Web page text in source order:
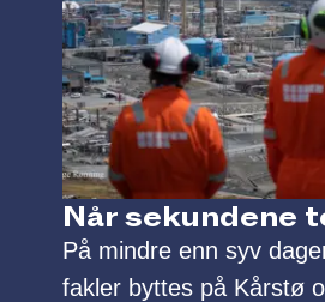
Når sekundene
På mindre enn syv
fakler byttes på Kårstø